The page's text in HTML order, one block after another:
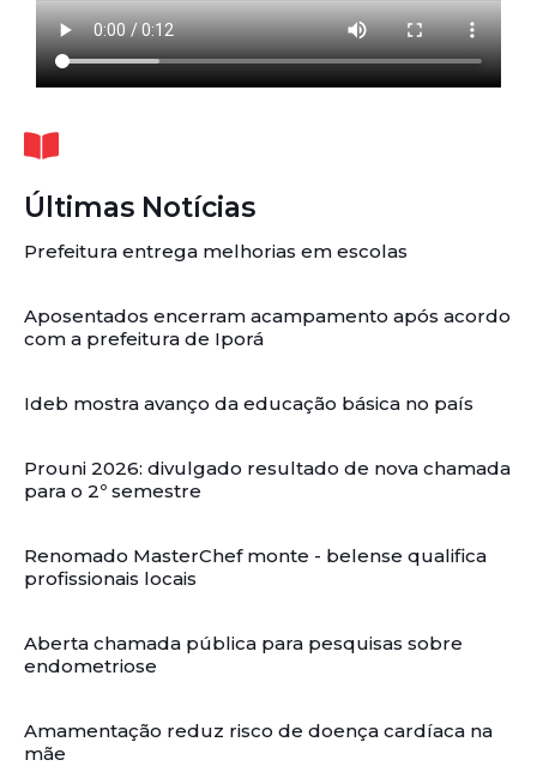
Últimas Notícias
Prefeitura entrega melhorias em escolas
Aposentados encerram acampamento após acordo
com a prefeitura de Iporá
Ideb mostra avanço da educação básica no país
Prouni 2026: divulgado resultado de nova chamada
para o 2º semestre
Renomado MasterChef monte - belense qualifica
profissionais locais
Aberta chamada pública para pesquisas sobre
endometriose
Amamentação reduz risco de doença cardíaca na
mãe